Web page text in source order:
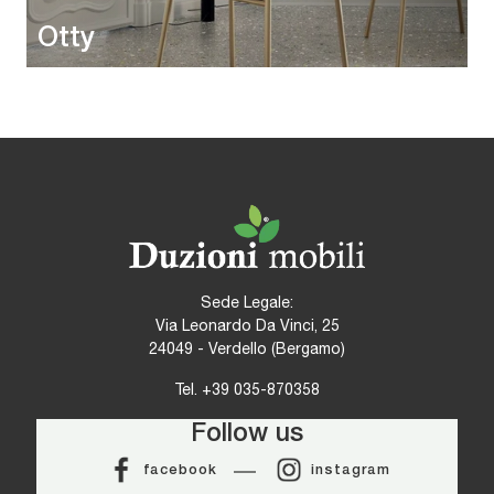
Otty
Sede Legale:
Via Leonardo Da Vinci, 25
24049 - Verdello (Bergamo)
Tel. +39 035-870358
Follow us
facebook instagram